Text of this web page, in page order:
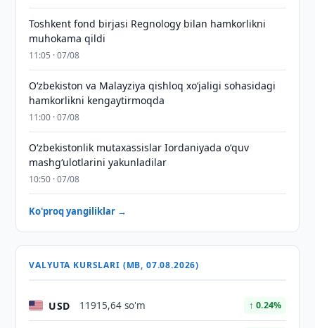
Toshkent fond birjasi Regnology bilan hamkorlikni
muhokama qildi
11:05 · 07/08
Oʻzbekiston va Malayziya qishloq xoʻjaligi sohasidagi
hamkorlikni kengaytirmoqda
11:00 · 07/08
Oʻzbekistonlik mutaxassislar Iordaniyada oʻquv
mashgʻulotlarini yakunladilar
10:50 · 07/08
Ko'proq yangiliklar →
VALYUTA KURSLARI (MB, 07.08.2026)
USD 11915,64 so'm ↑ 0.24%